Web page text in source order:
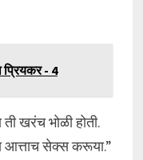
प्रियकर - 4
खरंच भोळी होती.
आत्ताच सेक्स करूया.”